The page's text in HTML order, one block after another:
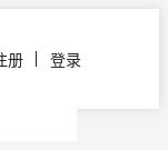
册 登录